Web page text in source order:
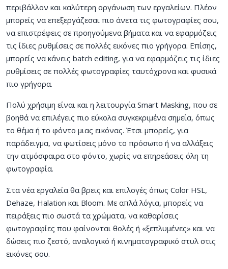
περιβάλλον και καλύτερη οργάνωση των εργαλείων. Πλέον
μπορείς να επεξεργάζεσαι πιο άνετα τις φωτογραφίες σου,
να επιστρέφεις σε προηγούμενα βήματα και να εφαρμόζεις
τις ίδιες ρυθμίσεις σε πολλές εικόνες πιο γρήγορα. Επίσης,
μπορείς να κάνεις batch editing, για να εφαρμόζεις τις ίδιες
ρυθμίσεις σε πολλές φωτογραφίες ταυτόχρονα και φυσικά
πιο γρήγορα.
Πολύ χρήσιμη είναι και η λειτουργία Smart Masking, που σε
βοηθά να επιλέγεις πιο εύκολα συγκεκριμένα σημεία, όπως
το θέμα ή το φόντο μιας εικόνας. Έτσι μπορείς, για
παράδειγμα, να φωτίσεις μόνο το πρόσωπο ή να αλλάξεις
την ατμόσφαιρα στο φόντο, χωρίς να επηρεάσεις όλη τη
φωτογραφία.
Στα νέα εργαλεία θα βρεις και επιλογές όπως Color HSL,
Dehaze, Halation και Bloom. Με απλά λόγια, μπορείς να
πειράξεις πιο σωστά τα χρώματα, να καθαρίσεις
φωτογραφίες που φαίνονται θολές ή «ξεπλυμένες» και να
δώσεις πιο ζεστό, αναλογικό ή κινηματογραφικό στυλ στις
εικόνες σου.